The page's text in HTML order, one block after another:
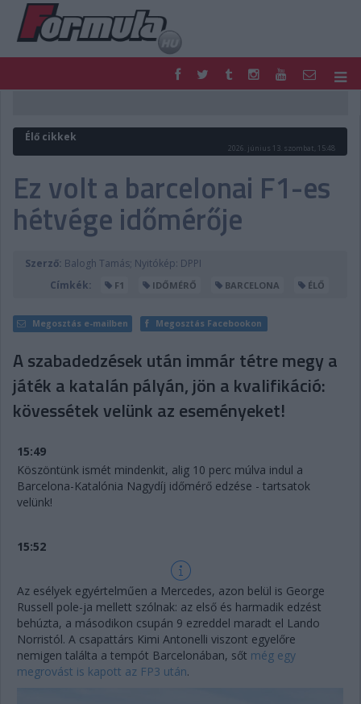
FORMULA
MOTOR
PODCAST
SHOP
LIVE
TIPPJÁTÉK
DIGITÁLIS MAGAZIN
PONTÁLLÁSOK
Élő cikkek
2026. június 13. szombat, 15:48
Ez volt a barcelonai F1-es
hétvége időmérője
Szerző: Balogh Tamás; Nyitókép: DPPI
Címkék:
F1 IDŐMÉRŐ BARCELONA ÉLŐ
Megosztás e-mailben Megosztás Facebookon
A szabadedzések után immár tétre megy a
játék a katalán pályán, jön a kvalifikáció:
kövessétek velünk az eseményeket!
15:49
Köszöntünk ismét mindenkit, alig 10 perc múlva indul a
Barcelona-Katalónia Nagydíj időmérő edzése - tartsatok
velünk!
15:52
Az esélyek egyértelműen a Mercedes, azon belül is George
Russell pole-ja mellett szólnak: az első és harmadik edzést
behúzta, a másodikon csupán 9 ezreddel maradt el Lando
Norristól. A csapattárs Kimi Antonelli viszont egyelőre
nemigen találta a tempót Barcelonában, sőt még egy
megrovást is kapott az FP3 után.